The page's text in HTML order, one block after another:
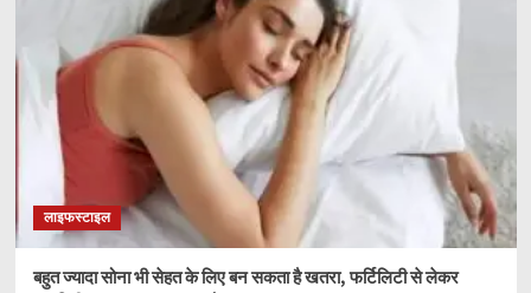
लाइफस्टाइल
बहुत ज्यादा सोना भी सेहत के लिए बन सकता है खतरा, फर्टिलिटी से लेकर